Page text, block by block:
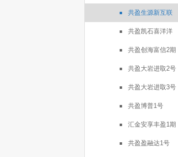
共盈生源新互联
共盈凯石喜洋洋
共盈创海富信2期
共盈大岩进取2号
共盈大岩进取3号
共盈博普1号
汇金安享丰盈1期
共盈盈融达1号